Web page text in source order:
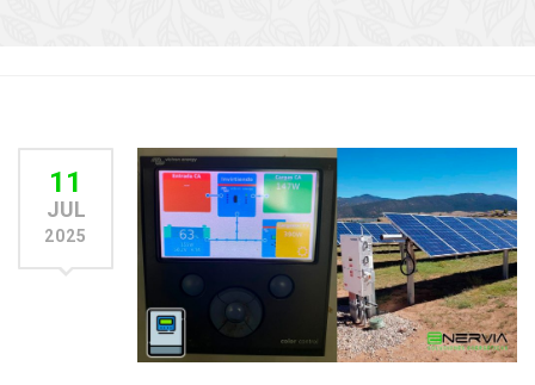
11
JUL
2025